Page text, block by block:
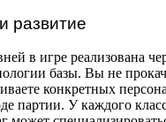
развитие
в игре реализована
базы. Вы не
конкретных
партии. У каждого